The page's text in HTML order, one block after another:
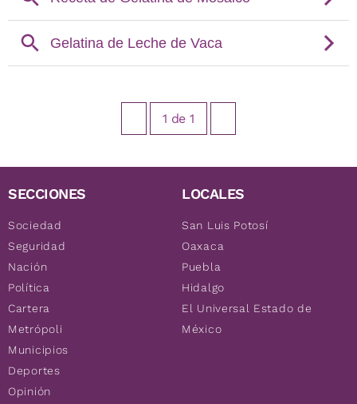
1 de 1
SECCIONES
Sociedad
Seguridad
Nación
Política
Cartera
Metrópoli
Municipios
Deportes
Opinión
LOCALES
San Luis Potosí
Oaxaca
Puebla
Hidalgo
El Universal Estado de
México